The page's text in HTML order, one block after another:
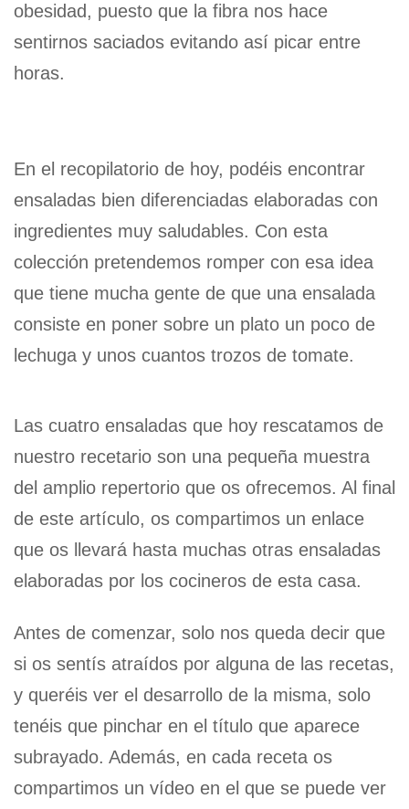
obesidad, puesto que la fibra nos hace
sentirnos saciados evitando así picar entre
horas.
En el recopilatorio de hoy, podéis encontrar
ensaladas bien diferenciadas elaboradas con
ingredientes muy saludables. Con esta
colección pretendemos romper con esa idea
que tiene mucha gente de que una ensalada
consiste en poner sobre un plato un poco de
lechuga y unos cuantos trozos de tomate.
Las cuatro ensaladas que hoy rescatamos de
nuestro recetario son una pequeña muestra
del amplio repertorio que os ofrecemos. Al final
de este artículo, os compartimos un enlace
que os llevará hasta muchas otras ensaladas
elaboradas por los cocineros de esta casa.
Antes de comenzar, solo nos queda decir que
si os sentís atraídos por alguna de las recetas,
y queréis ver el desarrollo de la misma, solo
tenéis que pinchar en el título que aparece
subrayado. Además, en cada receta os
compartimos un vídeo en el que se puede ver